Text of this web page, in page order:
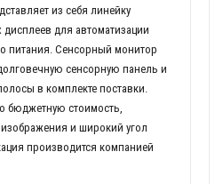
из себя линейку
для автоматизации
питания. Сенсорный монитор
сенсорную панель и
в комплекте поставки.
бюджетную стоимость,
и широкий угол
производится компанией